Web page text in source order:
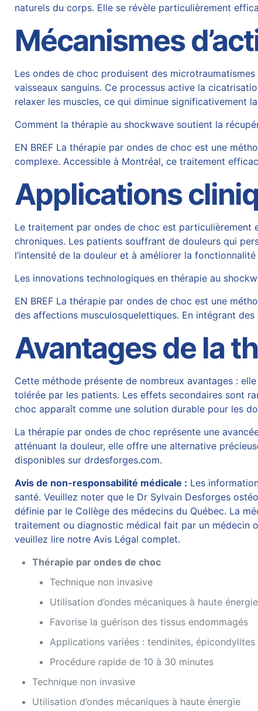
naturels du corps. Elle se révèle particulièrement
Mécanismes
Les ondes de choc produisent des
vaisseaux sanguins. Ce processus active la
relaxer les muscles, ce qui diminue significativement
Comment la thérapie au shockwave soutient la
EN BREF La thérapie par ondes de choc est une
complexe. Accessible à Montréal, ce traitement
Applications
Le traitement par ondes de choc est
chroniques. Les patients souffrant de douleurs qui
l’intensité de la douleur et à améliorer la fonctionnalité
Les innovations technologiques en thérapie au
EN BREF La thérapie par ondes de choc est une
des affections musculosquelettiques. En intégrant
Avantages de la
Cette méthode présente de nombreux avantages :
tolérée par les patients. Les effets secondaires sont
choc apparaît comme une solution durable pour les
La thérapie par ondes de choc représente une
atténuant la douleur, elle offre une alternative
disponibles surdrdesforges.com.
Avis de non-responsabilité médicale : Les
santé. Veuillez noter que le Dr Sylvain Desforges
définie par le Collège des médecins du Québec. La
traitement ou diagnostic médical fait par un médecin
veuillez lire notre Avis Légal complet.
Thérapie par ondes de choc
Technique non invasive
Utilisation d’ondes mécaniques à haute énergie
Favorise la guérison des tissus endommagés
Applications variées : tendinites, épicondylites
Procédure rapide de 10 à 30 minutes
Technique non invasive
Utilisation d’ondes mécaniques à haute énergie